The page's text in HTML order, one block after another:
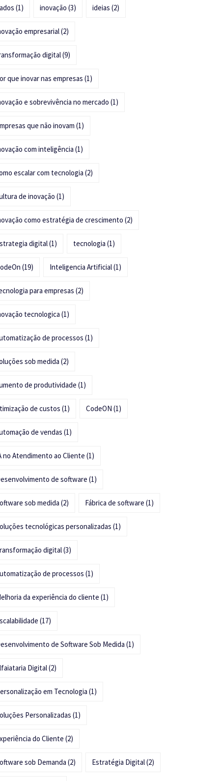
(1) inovação (3) ideias (2)
empresarial(2)
digital(9)
que inovar nas empresas (1)
e sobrevivência no mercado (1)
que não inovam (1)
com inteligência (1)
escalar com tecnologia (2)
de inovação (1)
como estratégia de crescimento (2)
digital(1) tecnologia (1)
(19) Inteligencia Artificial(1)
para empresas (2)
tecnologica (1)
de processos (1)
sob medida (2)
de produtividade (1)
de custos (1) CodeON (1)
de vendas (1)
no Atendimento ao Cliente (1)
de software (1)
sob medida (2) Fábrica de software (1)
tecnológicas personalizadas (1)
digital(3)
de processos (1)
da experiência do cliente (1)
(17)
de Software Sob Medida (1)
Digital(2)
em Tecnologia (1)
Personalizadas (1)
do Cliente (2)
sob Demanda (2) Estratégia Digital(2)